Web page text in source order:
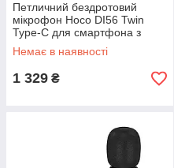
Петличний бездротовий
мікрофон Hoco DI56 Twin
Type-C для смартфона з
шумозаглушенням
Немає в наявності
1 329 ₴